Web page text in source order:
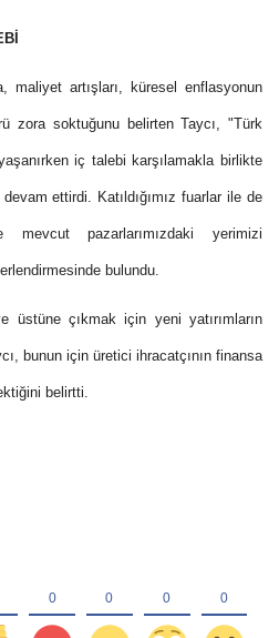
maliyet artışları, küresel enflasyonun
zora soktuğunu belirten Taycı, "Türk
iç talebi karşılamakla birlikte
ettirdi. Katıldığımız fuarlar ile de
pazarlarımızdaki yerimizi
bulundu.
üstüne çıkmak için yeni yatırımların
bunun için üretici ihracatçının finansa
belirtti.